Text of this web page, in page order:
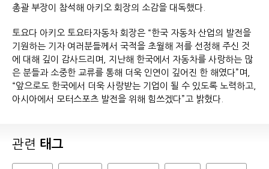
총괄 부장이 참석해 아키오 회장의 소감을 대독했다.
토요다 아키오 토요타자동차 회장은 “한국 자동차 산업의 발전을
기원하는 기자 여러분들께서 국적을 초월해 저를 선정해 주신 것
에 대해 깊이 감사드리며, 지난해 한국에서 자동차를 사랑하는 많
은 분들과 소중한 교류를 통해 더욱 인연이 깊어진 한 해였다”며,
“앞으로도 한국에서 더욱 사랑받는 기업이 될 수 있도록 노력하고,
아시아에서 모터스포츠 발전을 위해 힘쓰겠다”고 밝혔다.
관련 태그